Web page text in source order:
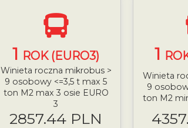
1 ROK (EURO3)
Winieta roczna mikrobus >
9 osobowy <=3,5 t max 5
ton M2 max 3 osie EURO
3
2857.44 PLN
1
Winieta
9
ton M2